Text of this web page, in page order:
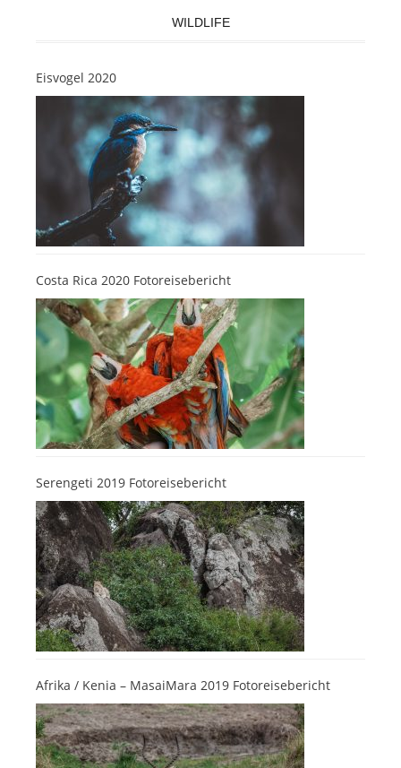
WILDLIFE
Eisvogel 2020
Costa Rica 2020 Fotoreisebericht
Serengeti 2019 Fotoreisebericht
Afrika / Kenia – MasaiMara 2019 Fotoreisebericht